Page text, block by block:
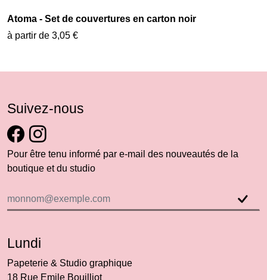
Atoma - Set de couvertures en carton noir
à partir de 3,05 €
Suivez-nous
Pour être tenu informé par e-mail des nouveautés de la
boutique et du studio
Lundi
Papeterie & Studio graphique
18 Rue Emile Bouilliot